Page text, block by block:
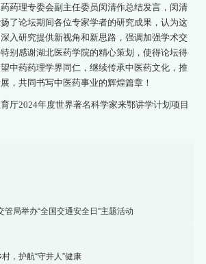
药理专委会副主任委员闵清作总结发言，闵清
了论坛期间各位专家学者的研究成果，认为这
入研究提供新视角和新思路，强调加强学术交
别感谢湖北医药学院的精心策划，使得论坛得
中药药理学界同仁，继续传承中医药文化，推
，共同书写中医药事业的辉煌篇章！
厅2024年度世界著名科学家来鄂讲学计划项目
管局举办“全国交通安全日”主题活动
，护航“守井人”健康